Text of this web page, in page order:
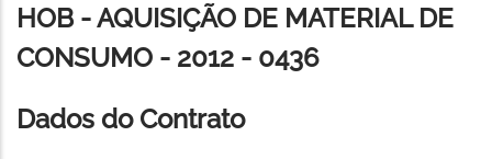
navegação
HOB - AQUISIÇÃO DE MATERIAL DE
CONSUMO - 2012 - 0436
Dados do Contrato